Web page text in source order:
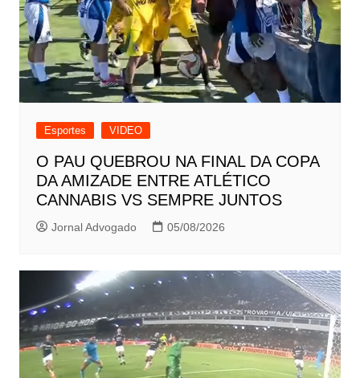
Esportes VIDEO
O PAU QUEBROU NA FINAL DA COPA
DA AMIZADE ENTRE ATLÉTICO
CANNABIS VS SEMPRE JUNTOS
Jornal Advogado 05/08/2026